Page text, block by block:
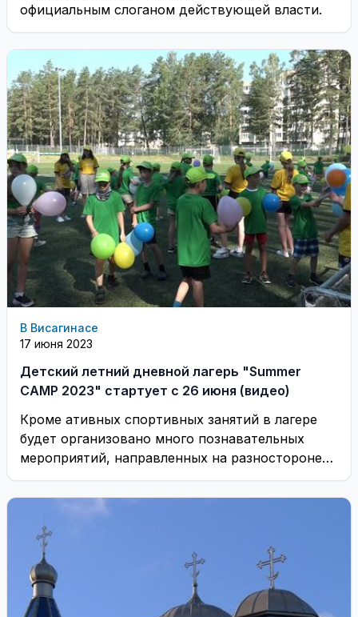
официальным слоганом действующей власти.
В Висагинасе
17 июня 2023
Детский летний дневной лагерь "Summer
CAMP 2023" стартует с 26 июня (видео)
Кроме ативных спортивных занятий в лагере
будет организовано много познавательных
мероприятий, направленных на разносторонее
развитие детей